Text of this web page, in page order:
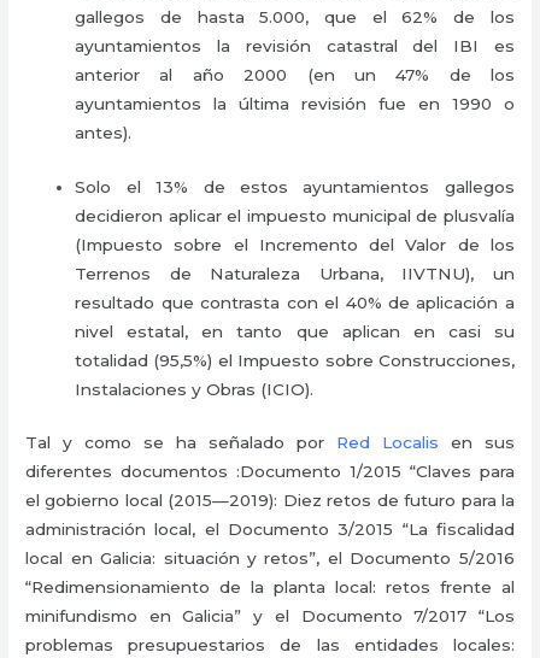
gallegos de hasta 5.000, que el 62% de los
ayuntamientos la revisión catastral del IBI es
anterior al año 2000 (en un 47% de los
ayuntamientos la última revisión fue en 1990 o
antes).
Solo el 13% de estos ayuntamientos gallegos
decidieron aplicar el impuesto municipal de plusvalía
(Impuesto sobre el Incremento del Valor de los
Terrenos de Naturaleza Urbana, IIVTNU), un
resultado que contrasta con el 40% de aplicación a
nivel estatal, en tanto que aplican en casi su
totalidad (95,5%) el Impuesto sobre Construcciones,
Instalaciones y Obras (ICIO).
Tal y como se ha señalado por Red Localis en sus
diferentes documentos :Documento 1/2015 “Claves para
el gobierno local (2015—2019): Diez retos de futuro para la
administración local, el Documento 3/2015 “La fiscalidad
local en Galicia: situación y retos”, el Documento 5/2016
“Redimensionamiento de la planta local: retos frente al
minifundismo en Galicia” y el Documento 7/2017 “Los
problemas presupuestarios de las entidades locales: